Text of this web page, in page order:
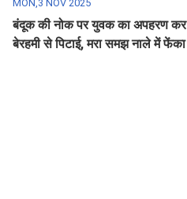
MON,3 NOV 2025
बंदूक की नोक पर युवक का अपहरण कर
बेरहमी से पिटाई, मरा समझ नाले में फेंका